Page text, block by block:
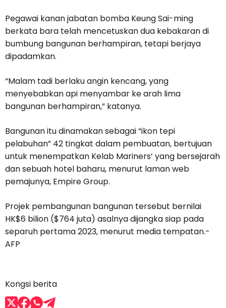
Pegawai kanan jabatan bomba Keung Sai-ming
berkata bara telah mencetuskan dua kebakaran di
bumbung bangunan berhampiran, tetapi berjaya
dipadamkan.
“Malam tadi berlaku angin kencang, yang
menyebabkan api menyambar ke arah lima
bangunan berhampiran,” katanya.
Bangunan itu dinamakan sebagai “ikon tepi
pelabuhan” 42 tingkat dalam pembuatan, bertujuan
untuk menempatkan Kelab Mariners’ yang bersejarah
dan sebuah hotel baharu, menurut laman web
pemajunya, Empire Group.
Projek pembangunan bangunan tersebut bernilai
HK$6 bilion ($764 juta) asalnya dijangka siap pada
separuh pertama 2023, menurut media tempatan.-
AFP
Kongsi berita